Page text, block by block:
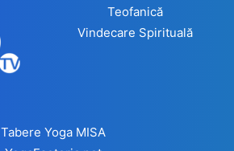
Teofanică
Vindecare Spirituală
Tabere Yoga MISA